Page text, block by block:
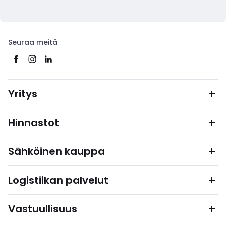
Seuraa meitä
Yritys
Hinnastot
Sähköinen kauppa
Logistiikan palvelut
Vastuullisuus